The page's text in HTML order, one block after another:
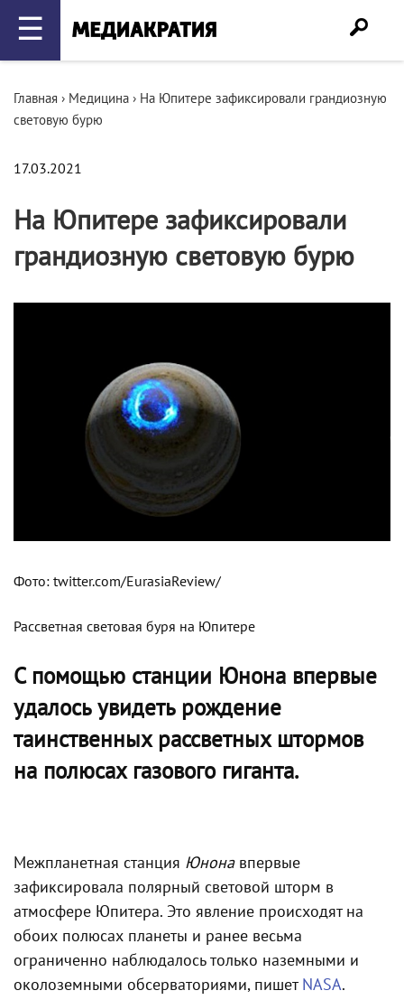
☰
Главная › Медицина › На Юпитере зафиксировали грандиозную
световую бурю
17.03.2021
На Юпитере зафиксировали
грандиозную световую бурю
Фото: twitter.com/EurasiaReview/
Рассветная световая буря на Юпитере
С помощью станции Юнона впервые
удалось увидеть рождение
таинственных рассветных штормов
на полюсах газового гиганта.
Межпланетная станция Юнонавпервые
зафиксировала полярный световой шторм в
атмосфере Юпитера. Это явление происходят на
обоих полюсах планеты и ранее весьма
ограниченно наблюдалось только наземными и
околоземными обсерваториями, пишетNASA.